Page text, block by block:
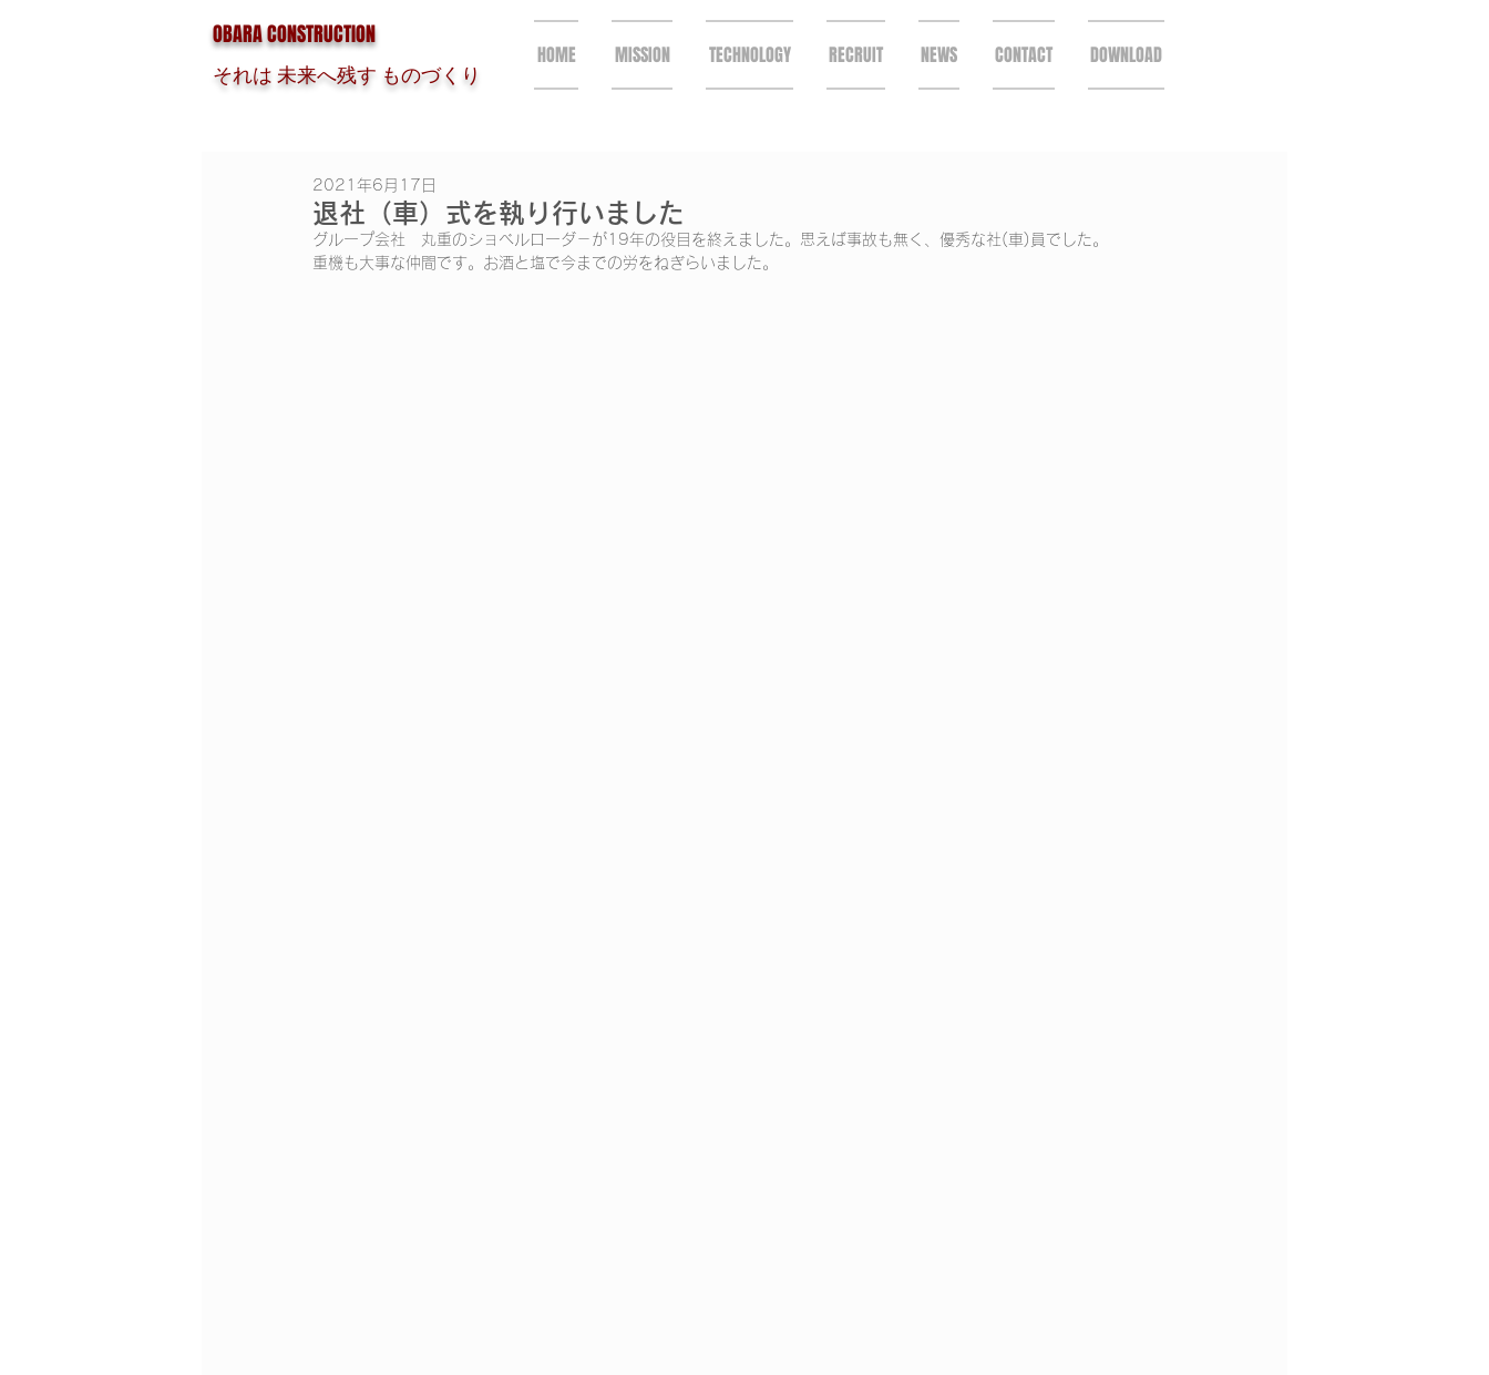
OBARA CONSTRUCTION
それは 未来へ残す ものづくり
HOME MISSION TECHNOLOGY RECRUIT NEWS CONTACT DOWNLOAD
退社（車）式を執り行いました
2021年6月17日
グループ会社　丸重のショベルローダ－が19年の役目を終えました。思えば事故も無く、優秀な社(車)員でした。
重機も大事な仲間です。お酒と塩で今までの労をねぎらいました。